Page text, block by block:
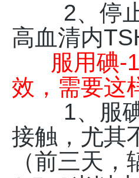
2、停止
高血清内
服用碘-
效，需要这
1、服碘
接触，尤其
（前三天